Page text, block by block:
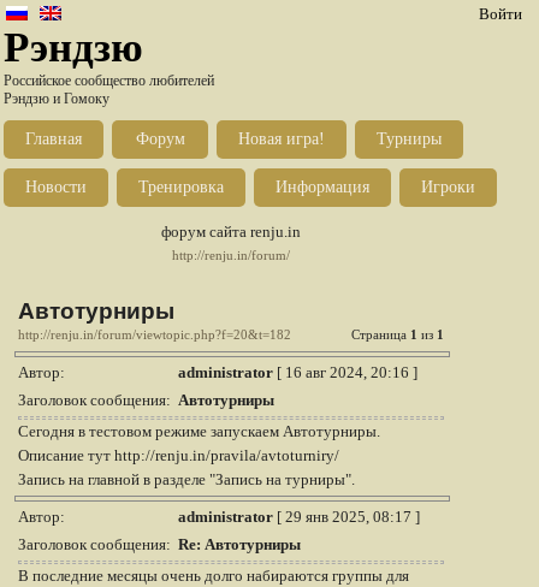
Войти
Рэндзю
Российское сообщество любителей
Рэндзю и Гомоку
Главная Форум Новая игра! Турниры
Новости Тренировка Информация Игроки
форум сайта renju.in
http://renju.in/forum/
Автотурниры
http://renju.in/forum/viewtopic.php?f=20&t=182 Страница 1 из 1
Автор: administrator [ 16 авг 2024, 20:16 ]
Заголовок сообщения: Автотурниры
Сегодня в тестовом режиме запускаем Автотурниры.
Описание тут http://renju.in/pravila/avtoturniry/
Запись на главной в разделе "Запись на турниры".
Автор: administrator [ 29 янв 2025, 08:17 ]
Заголовок сообщения: Re: Автотурниры
В последние месяцы очень долго набираются группы для